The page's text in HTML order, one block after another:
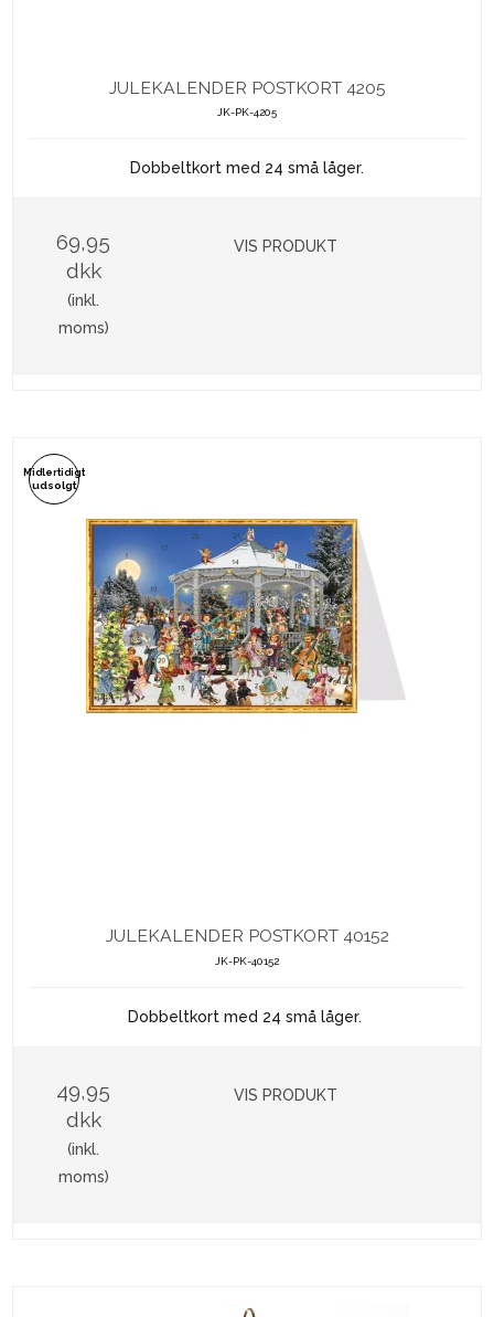
JULEKALENDER POSTKORT 4205
JK-PK-4205
Dobbeltkort med 24 små låger.
69,95
dkk
(inkl.
moms)
VIS PRODUKT
Midlertidigt
udsolgt
JULEKALENDER POSTKORT 40152
JK-PK-40152
Dobbeltkort med 24 små låger.
49,95
dkk
(inkl.
moms)
VIS PRODUKT